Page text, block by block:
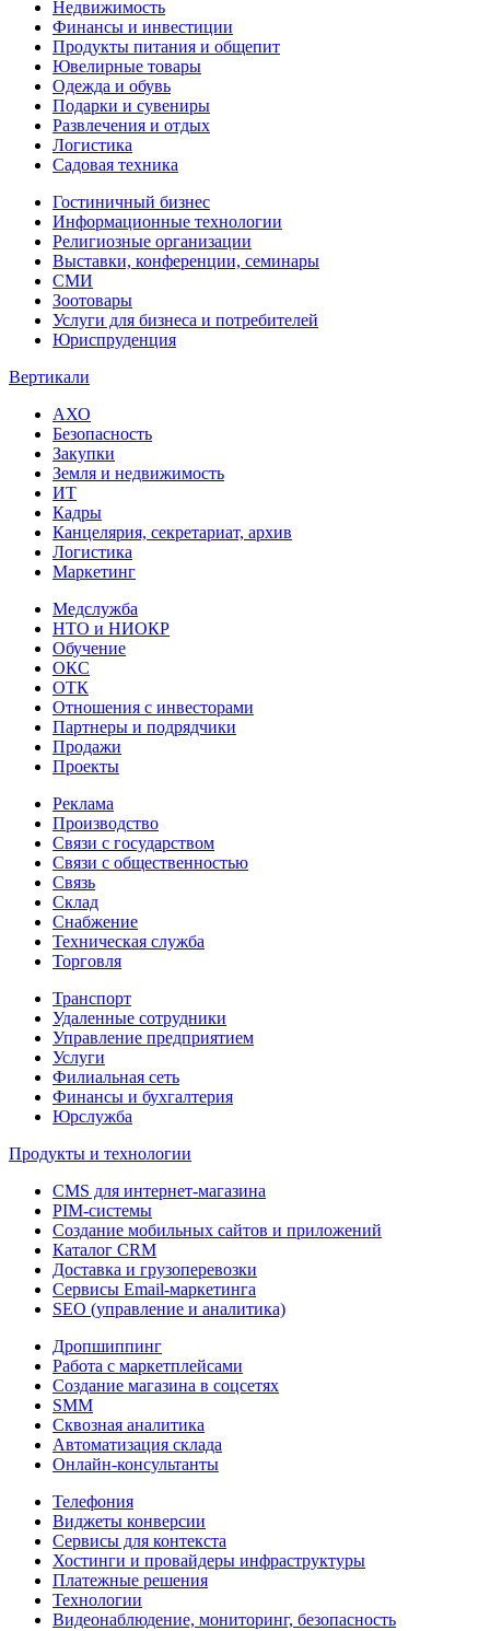
Недвижимость
Финансы и инвестиции
Продукты питания и общепит
Ювелирные товары
Одежда и обувь
Подарки и сувениры
Развлечения и отдых
Логистика
Садовая техника
Гостиничный бизнес
Информационные технологии
Религиозные организации
Выставки, конференции, семинары
СМИ
Зоотовары
Услуги для бизнеса и потребителей
Юриспруденция
Вертикали
АХО
Безопасность
Закупки
Земля и недвижимость
ИТ
Кадры
Канцелярия, секретариат, архив
Логистика
Маркетинг
Медслужба
НТО и НИОКР
Обучение
ОКС
ОТК
Отношения с инвесторами
Партнеры и подрядчики
Продажи
Проекты
Реклама
Производство
Связи с государством
Связи с общественностью
Связь
Склад
Снабжение
Техническая служба
Торговля
Транспорт
Удаленные сотрудники
Управление предприятием
Услуги
Филиальная сеть
Финансы и бухгалтерия
Юрслужба
Продукты и технологии
CMS для интернет-магазина
PIM-системы
Создание мобильных сайтов и приложений
Каталог CRM
Доставка и грузоперевозки
Сервисы Email-маркетинга
SEO (управление и аналитика)
Дропшиппинг
Работа с маркетплейсами
Создание магазина в соцсетях
SMM
Сквозная аналитика
Автоматизация склада
Онлайн-консультанты
Телефония
Виджеты конверсии
Сервисы для контекста
Хостинги и провайдеры инфраструктуры
Платежные решения
Технологии
Видеонаблюдение, мониторинг, безопасность